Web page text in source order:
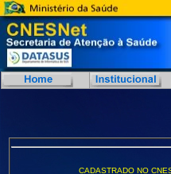
CADASTRADO NO